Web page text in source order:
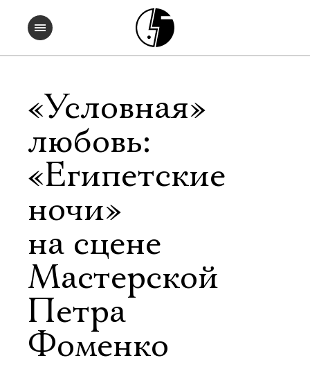
«Условная»
любовь:
«Египетские
ночи»
на сцене
Мастерской
Петра
Фоменко